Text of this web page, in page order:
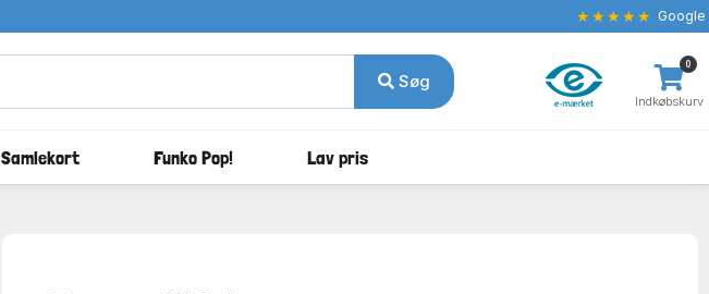
★★★★★ Google
Søg
Indkøbskurv
0
Samlekort Funko Pop! Lav pris